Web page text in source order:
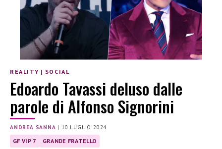
REALITY | SOCIAL
Edoardo Tavassi deluso dalle
parole di Alfonso Signorini
ANDREA SANNA | 10 LUGLIO 2024
GF VIP 7 GRANDE FRATELLO